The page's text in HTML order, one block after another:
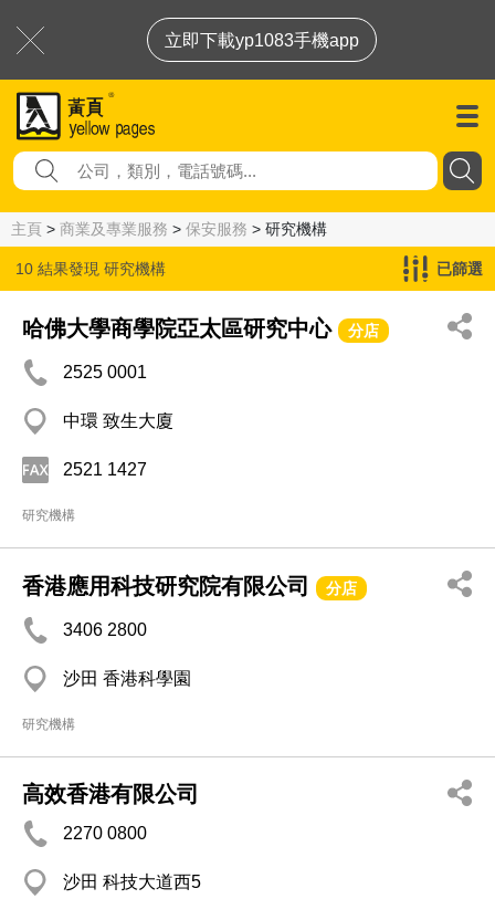
立即下載yp1083手機app
主頁 > 商業及專業服務 > 保安服務 > 研究機構
10 結果發現 研究機構 已篩選
哈佛大學商學院亞太區研究中心 分店
2525 0001
中環 致生大廈
2521 1427
研究機構
香港應用科技研究院有限公司 分店
3406 2800
沙田 香港科學園
研究機構
高效香港有限公司
2270 0800
沙田 科技大道西5